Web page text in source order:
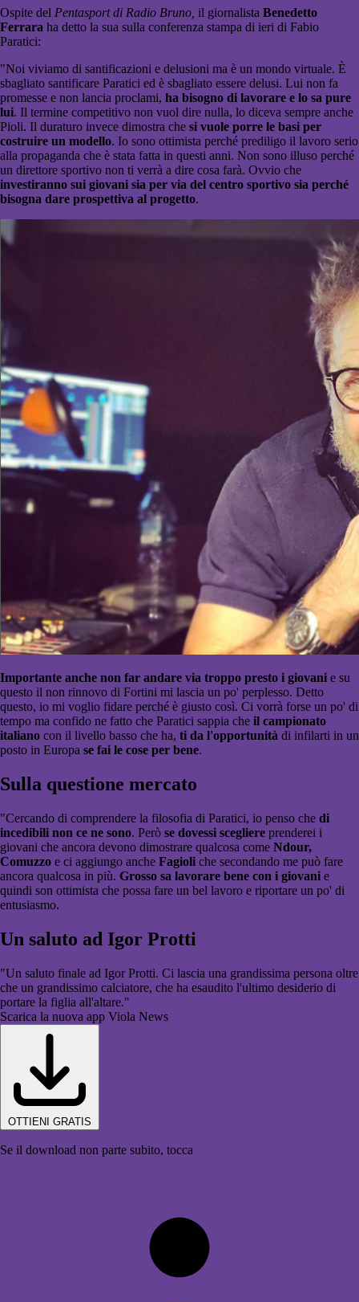
Ospite del Pentasport di Radio Bruno, il giornalista Benedetto
Ferrara ha detto la sua sulla conferenza stampa di ieri di Fabio
Paratici:
"Noi viviamo di santificazioni e delusioni ma è un mondo virtuale. È
sbagliato santificare Paratici ed è sbagliato essere delusi. Lui non fa
promesse e non lancia proclami, ha bisogno di lavorare e lo sa pure
lui. Il termine competitivo non vuol dire nulla, lo diceva sempre anche
Pioli. Il duraturo invece dimostra che si vuole porre le basi per
costruire un modello. Io sono ottimista perché prediligo il lavoro serio
alla propaganda che è stata fatta in questi anni. Non sono illuso perché
un direttore sportivo non ti verrà a dire cosa farà. Ovvio che
investiranno sui giovani sia per via del centro sportivo sia perché
bisogna dare prospettiva al progetto.
Importante anche non far andare via troppo presto i giovani e su
questo il non rinnovo di Fortini mi lascia un po' perplesso. Detto
questo, io mi voglio fidare perché è giusto così. Ci vorrà forse un po' di
tempo ma confido ne fatto che Paratici sappia che il campionato
italiano con il livello basso che ha, ti da l'opportunità di infilarti in un
posto in Europa se fai le cose per bene.
Sulla questione mercato
"Cercando di comprendere la filosofia di Paratici, io penso che di
incedibili non ce ne sono. Però se dovessi scegliere prenderei i
giovani che ancora devono dimostrare qualcosa come Ndour,
Comuzzo e ci aggiungo anche Fagioli che secondando me può fare
ancora qualcosa in più. Grosso sa lavorare bene con i giovani e
quindi son ottimista che possa fare un bel lavoro e riportare un po' di
entusiasmo.
Un saluto ad Igor Protti
"Un saluto finale ad Igor Protti. Ci lascia una grandissima persona oltre
che un grandissimo calciatore, che ha esaudito l'ultimo desiderio di
portare la figlia all'altare."
Scarica la nuova app Viola News
OTTIENI GRATIS
Se il download non parte subito, tocca